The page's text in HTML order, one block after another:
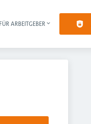
FÜR ARBEITGEBER